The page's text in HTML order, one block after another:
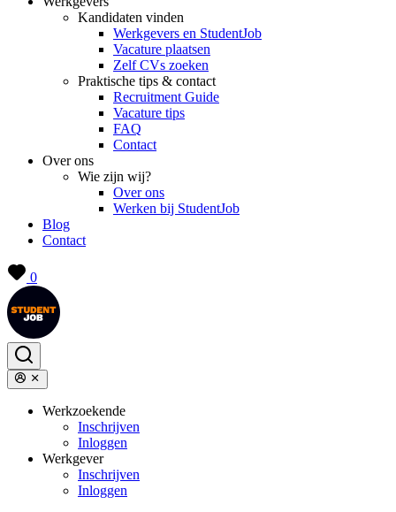
Kandidaten vinden
Werkgevers en StudentJob
Vacature plaatsen
Zelf CVs zoeken
Praktische tips & contact
Recruitment Guide
Vacature tips
FAQ
Contact
Over ons
Wie zijn wij?
Over ons
Werken bij StudentJob
Blog
Contact
0
Werkzoekende
Inschrijven
Inloggen
Werkgever
Inschrijven
Inloggen